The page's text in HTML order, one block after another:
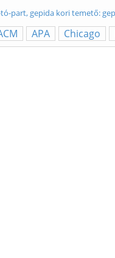
part, gepida kori temető:
APA Chicago